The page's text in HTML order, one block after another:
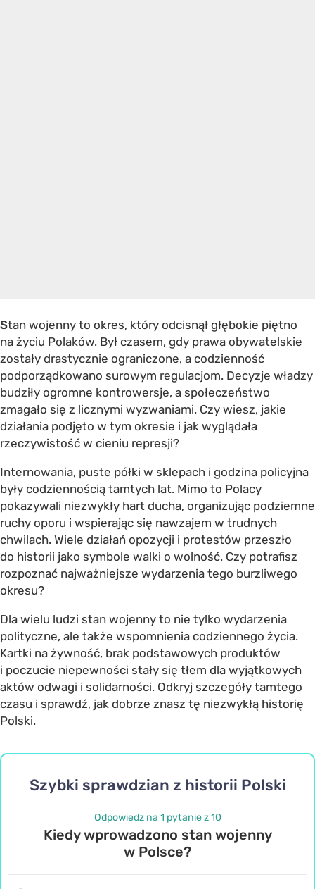
Stan wojenny to okres, który odcisnął głębokie piętno
na życiu Polaków. Był czasem, gdy prawa obywatelskie
zostały drastycznie ograniczone, a codzienność
podporządkowano surowym regulacjom. Decyzje władzy
budziły ogromne kontrowersje, a społeczeństwo
zmagało się z licznymi wyzwaniami. Czy wiesz, jakie
działania podjęto w tym okresie i jak wyglądała
rzeczywistość w cieniu represji?
Internowania, puste półki w sklepach i godzina policyjna
były codziennością tamtych lat. Mimo to Polacy
pokazywali niezwykły hart ducha, organizując podziemne
ruchy oporu i wspierając się nawzajem w trudnych
chwilach. Wiele działań opozycji i protestów przeszło
do historii jako symbole walki o wolność. Czy potrafisz
rozpoznać najważniejsze wydarzenia tego burzliwego
okresu?
Dla wielu ludzi stan wojenny to nie tylko wydarzenia
polityczne, ale także wspomnienia codziennego życia.
Kartki na żywność, brak podstawowych produktów
i poczucie niepewności stały się tłem dla wyjątkowych
aktów odwagi i solidarności. Odkryj szczegóły tamtego
czasu i sprawdź, jak dobrze znasz tę niezwykłą historię
Polski.
Szybki sprawdzian z historii Polski
Odpowiedz na 1 pytanie z 10
Kiedy wprowadzono stan wojenny
w Polsce?